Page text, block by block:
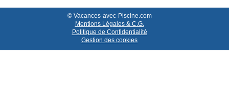
© Vacances-avec-Piscine.com
Mentions Légales & C.G.
Politique de Confidentialité
Gestion des cookies